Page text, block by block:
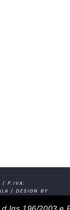
| P.IVA:
| DESIGN BY